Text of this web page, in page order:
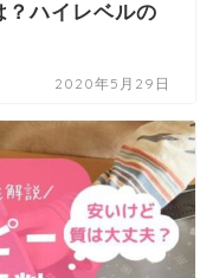
？ハイレベルの
2020年5月29日